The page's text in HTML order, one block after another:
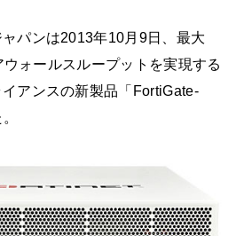
パンは2013年10月9日、最大
ォールスループットを実現する
アンスの新製品「FortiGate-